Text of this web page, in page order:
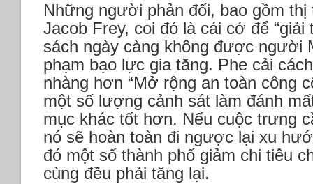
Những người phản đối, bao gồm
Jacob Frey, coi đó là cái cớ để “giải
sách ngày càng không được người
phạm bạo lực gia tăng. Phe cải
nhàng hơn “Mở rộng an toàn công
một số lượng cảnh sát làm đánh
mục khác tốt hơn. Nếu cuộc trưng
nó sẽ hoàn toàn đi ngược lại xu
đó một số thành phố giảm chi tiêu
cùng đều phải tăng lại.